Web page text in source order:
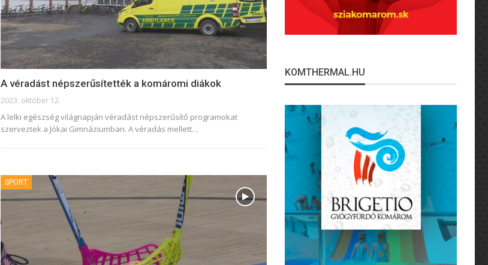
A véradást népszerűsítették a komáromi diákok
2023. október 12.
A lelki egészség világnapján véradást népszerűsítő programokat
szerveztek a Jókai Gimnáziumban. A véradás mellett…
SPORT
KOMTHERMAL.HU